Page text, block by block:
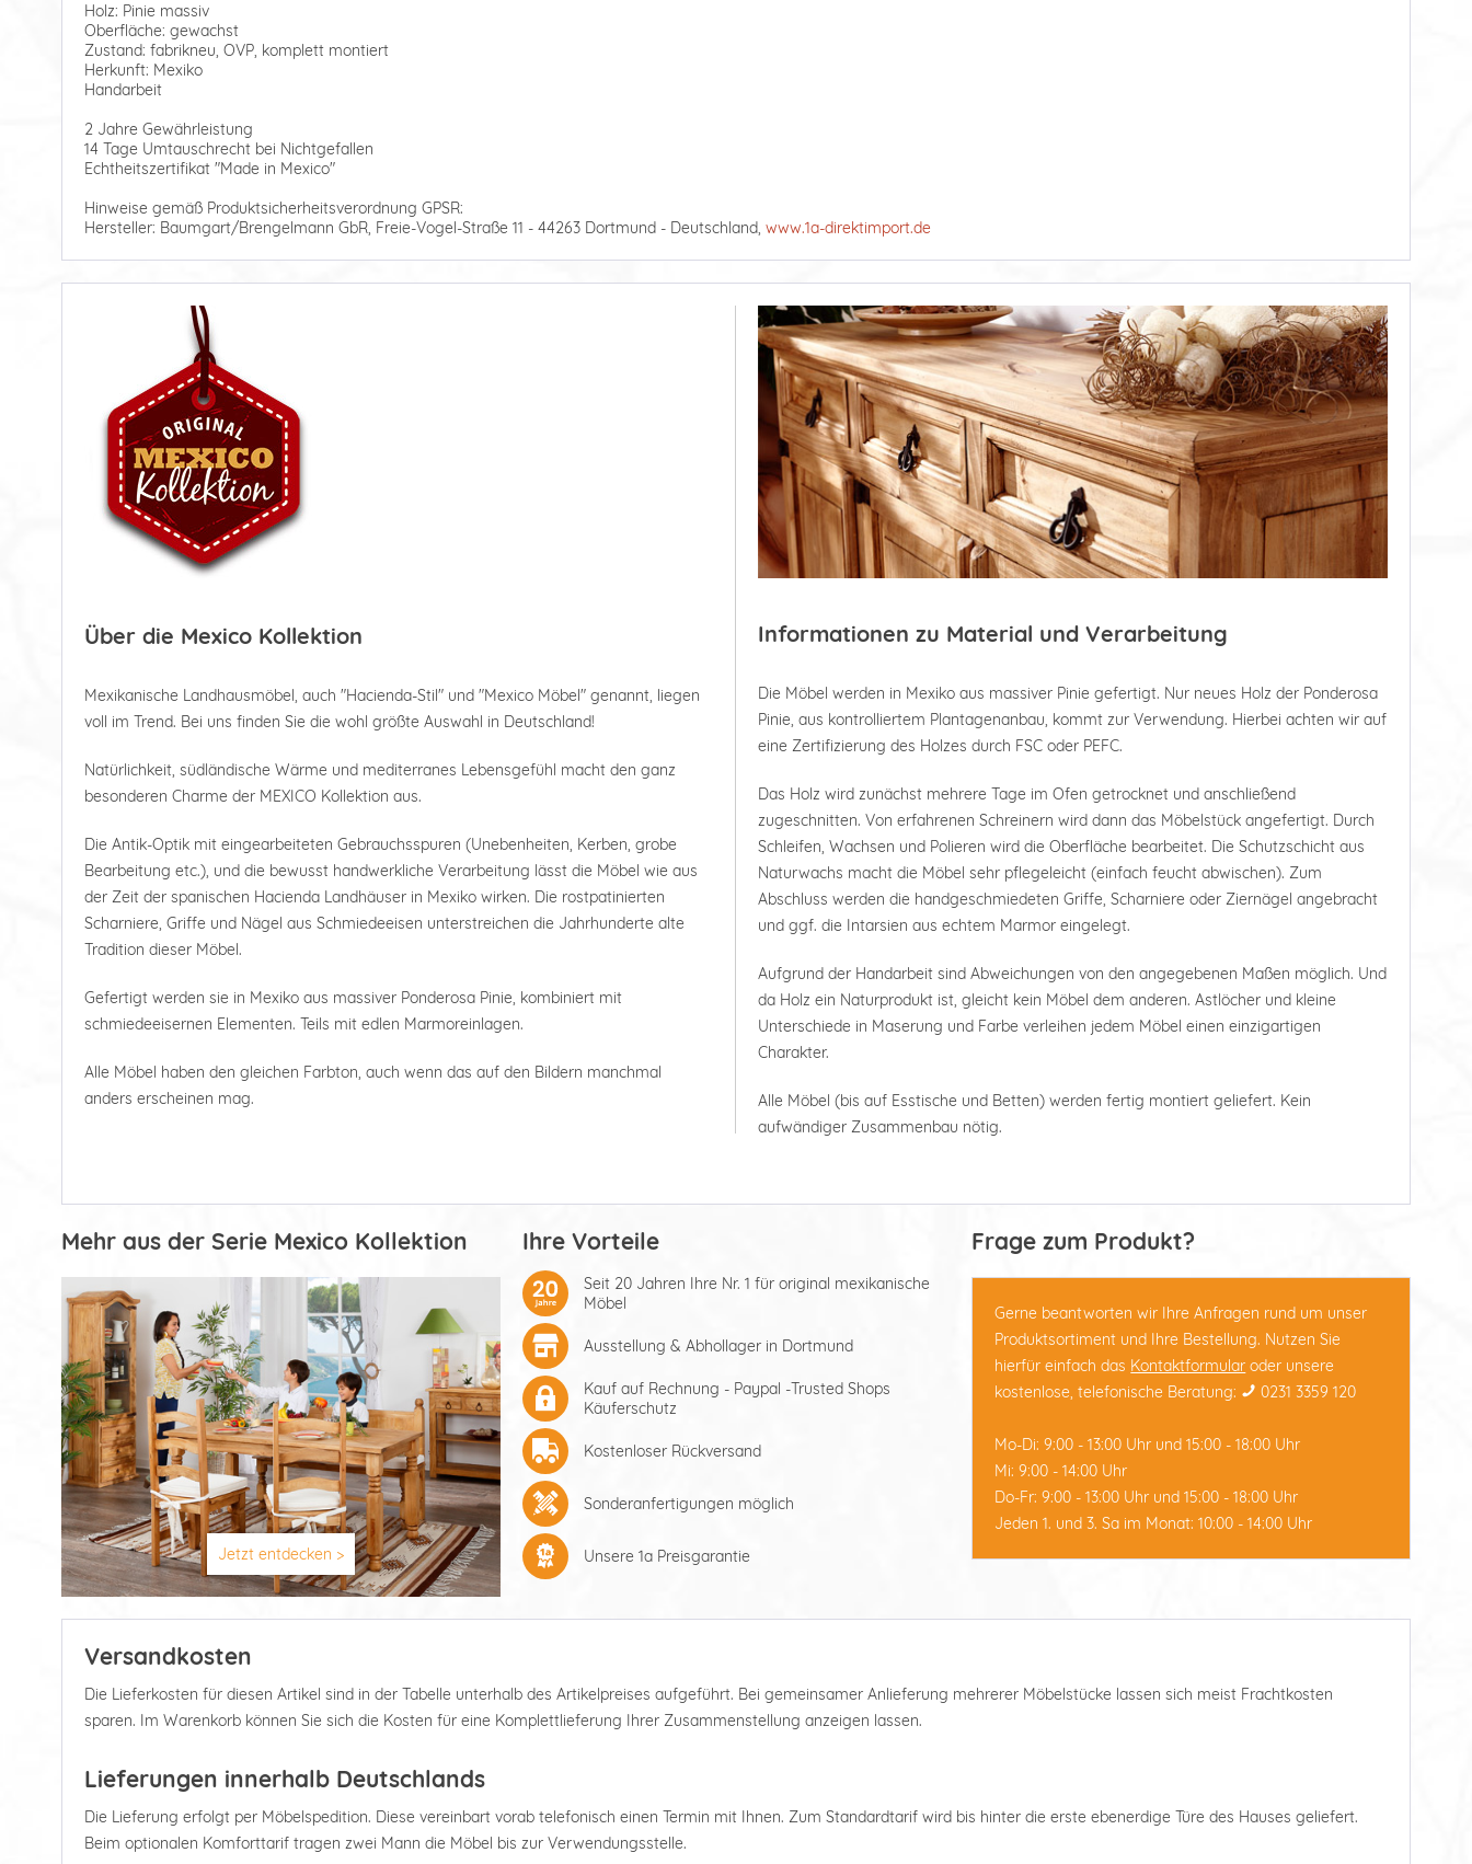
Holz: Pinie massiv
Oberfläche: gewachst
Zustand: fabrikneu, OVP, komplett montiert
Herkunft: Mexiko
Handarbeit
2 Jahre Gewährleistung
14 Tage Umtauschrecht bei Nichtgefallen
Echtheitszertifikat "Made in Mexico"
Hinweise gemäß Produktsicherheitsverordnung GPSR:
Hersteller: Baumgart/Brengelmann GbR, Freie-Vogel-Straße 11 - 44263 Dortmund - Deutschland, www.1a-direktimport.de
Über die Mexico Kollektion
Mexikanische Landhausmöbel, auch "Hacienda-Stil" und "Mexico Möbel" genannt, liegen
voll im Trend. Bei uns finden Sie die wohl größte Auswahl in Deutschland!
Natürlichkeit, südländische Wärme und mediterranes Lebensgefühl macht den ganz
besonderen Charme der MEXICO Kollektion aus.
Die Antik-Optik mit eingearbeiteten Gebrauchsspuren (Unebenheiten, Kerben, grobe
Bearbeitung etc.), und die bewusst handwerkliche Verarbeitung lässt die Möbel wie aus
der Zeit der spanischen Hacienda Landhäuser in Mexiko wirken. Die rostpatinierten
Scharniere, Griffe und Nägel aus Schmiedeeisen unterstreichen die Jahrhunderte alte
Tradition dieser Möbel.
Gefertigt werden sie in Mexiko aus massiver Ponderosa Pinie, kombiniert mit
schmiedeeisernen Elementen. Teils mit edlen Marmoreinlagen.
Alle Möbel haben den gleichen Farbton, auch wenn das auf den Bildern manchmal
anders erscheinen mag.
Informationen zu Material und Verarbeitung
Die Möbel werden in Mexiko aus massiver Pinie gefertigt. Nur neues Holz der Ponderosa
Pinie, aus kontrolliertem Plantagenanbau, kommt zur Verwendung. Hierbei achten wir auf
eine Zertifizierung des Holzes durch FSC oder PEFC.
Das Holz wird zunächst mehrere Tage im Ofen getrocknet und anschließend
zugeschnitten. Von erfahrenen Schreinern wird dann das Möbelstück angefertigt. Durch
Schleifen, Wachsen und Polieren wird die Oberfläche bearbeitet. Die Schutzschicht aus
Naturwachs macht die Möbel sehr pflegeleicht (einfach feucht abwischen). Zum
Abschluss werden die handgeschmiedeten Griffe, Scharniere oder Ziernägel angebracht
und ggf. die Intarsien aus echtem Marmor eingelegt.
Aufgrund der Handarbeit sind Abweichungen von den angegebenen Maßen möglich. Und
da Holz ein Naturprodukt ist, gleicht kein Möbel dem anderen. Astlöcher und kleine
Unterschiede in Maserung und Farbe verleihen jedem Möbel einen einzigartigen
Charakter.
Alle Möbel (bis auf Esstische und Betten) werden fertig montiert geliefert. Kein
aufwändiger Zusammenbau nötig.
Mehr aus der Serie Mexico Kollektion
Jetzt entdecken >
Ihre Vorteile
Seit 20 Jahren Ihre Nr. 1 für original mexikanische
Möbel
Ausstellung & Abhollager in Dortmund
Kauf auf Rechnung - Paypal -Trusted Shops
Käuferschutz
Kostenloser Rückversand
Sonderanfertigungen möglich
Unsere 1a Preisgarantie
Frage zum Produkt?
Gerne beantworten wir Ihre Anfragen rund um unser
Produktsortiment und Ihre Bestellung. Nutzen Sie
hierfür einfach das Kontaktformular oder unsere
kostenlose, telefonische Beratung:
0231 3359 120
Mo-Di: 9:00 - 13:00 Uhr und 15:00 - 18:00 Uhr
Mi: 9:00 - 14:00 Uhr
Do-Fr: 9:00 - 13:00 Uhr und 15:00 - 18:00 Uhr
Jeden 1. und 3. Sa im Monat: 10:00 - 14:00 Uhr
Versandkosten
Die Lieferkosten für diesen Artikel sind in der Tabelle unterhalb des Artikelpreises aufgeführt. Bei gemeinsamer Anlieferung mehrerer Möbelstücke lassen sich meist Frachtkosten
sparen. Im Warenkorb können Sie sich die Kosten für eine Komplettlieferung Ihrer Zusammenstellung anzeigen lassen.
Lieferungen innerhalb Deutschlands
Die Lieferung erfolgt per Möbelspedition. Diese vereinbart vorab telefonisch einen Termin mit Ihnen. Zum Standardtarif wird bis hinter die erste ebenerdige Türe des Hauses geliefert.
Beim optionalen Komforttarif tragen zwei Mann die Möbel bis zur Verwendungsstelle.